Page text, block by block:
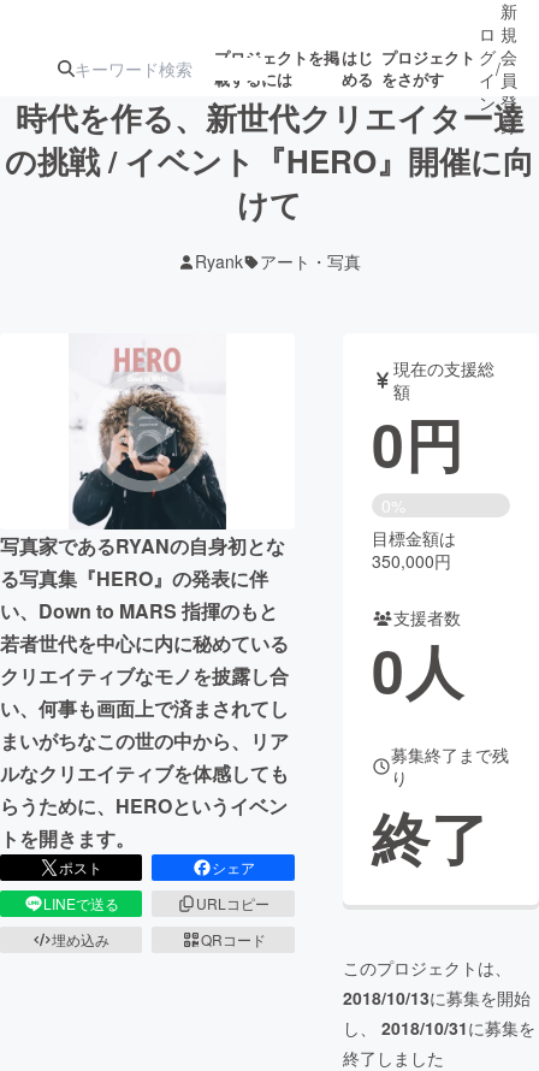
プロジェクトを掲
載するには
はじ
める
プロジェクト
をさがす
注目の新着プロ募集終了が近いプ
テクノロジー・ガジェット
映像・映画 書籍・雑誌
ビジネス・起業 チャレンジ
まちづくり・地域活性化
CAMPFIRE for Social Good
CAMPFIRE Creation
CAMPFIREふるさと納税 machi-ya コミュニティ
ロ
グ
イ
ン
/
新
規
会
員
登
録
時代を作る、新世代クリエイター達
の挑戦 / イベント『HERO』開催に向
けて
Ryank アート・写真
写真家であるRYANの自身初とな
る写真集『HERO』の発表に伴
い、Down to MARS 指揮のもと
若者世代を中心に内に秘めている
クリエイティブなモノを披露し合
い、何事も画面上で済まされてし
まいがちなこの世の中から、リア
ルなクリエイティブを体感しても
らうために、HEROというイベン
トを開きます。
ポスト
シェア
LINEで送る
URLコピー
埋め込み
QRコード
現在の支援総
額
0円
0%
目標金額は
350,000円
支援者数
0人
募集終了まで残
り
終了
このプロジェクトは、
2018/10/13に募集を開始
し、 2018/10/31に募集を
終了しました